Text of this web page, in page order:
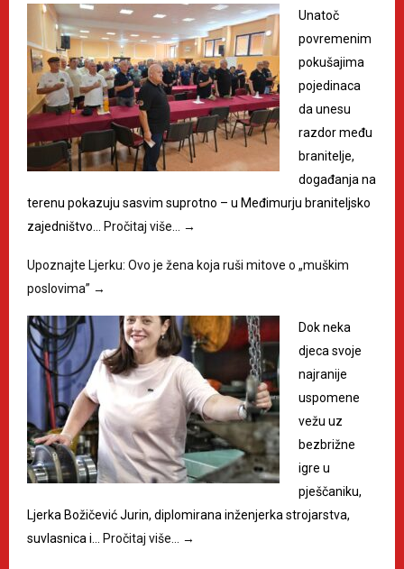
Unatoč
povremenim
pokušajima
pojedinaca
da unesu
razdor među
branitelje,
događanja na
terenu pokazuju sasvim suprotno – u Međimurju braniteljsko
zajedništvo… Pročitaj više… →
Upoznajte Ljerku: Ovo je žena koja ruši mitove o „muškim
poslovima” →
Dok neka
djeca svoje
najranije
uspomene
vežu uz
bezbrižne
igre u
pješčaniku,
Ljerka Božičević Jurin, diplomirana inženjerka strojarstva,
suvlasnica i… Pročitaj više… →